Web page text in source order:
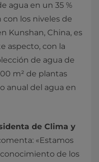
agua en un 35 %
con los niveles de
Kunshan, China, es
aspecto, con la
de agua de
m² de plantas
anual del agua en
de Clima y
«Estamos
de los